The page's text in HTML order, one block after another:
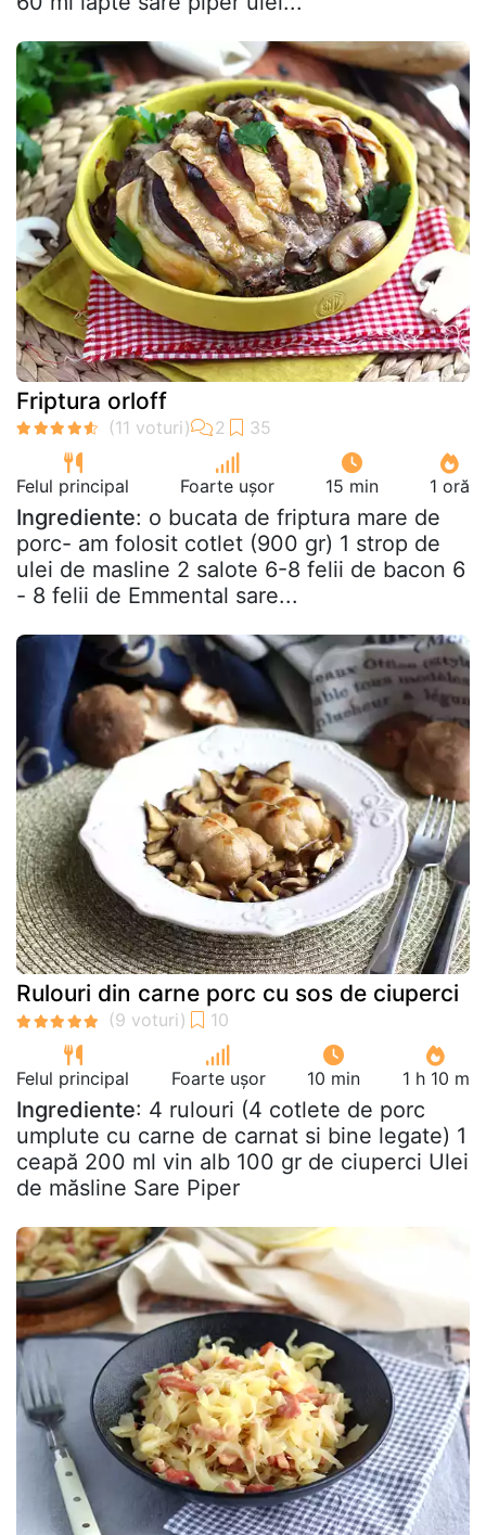
Friptura orloff
Felul principal Foarte ușor 15 min 1 oră
Ingrediente: o bucata de friptura mare de
porc- am folosit cotlet (900 gr) 1 strop de
ulei de masline 2 salote 6-8 felii de bacon 6
- 8 felii de Emmental sare...
Rulouri din carne porc cu sos de ciuperci
Felul principal Foarte ușor 10 min 1 h 10 m
Ingrediente: 4 rulouri (4 cotlete de porc
umplute cu carne de carnat si bine legate) 1
ceapă 200 ml vin alb 100 gr de ciuperci Ulei
de măsline Sare Piper